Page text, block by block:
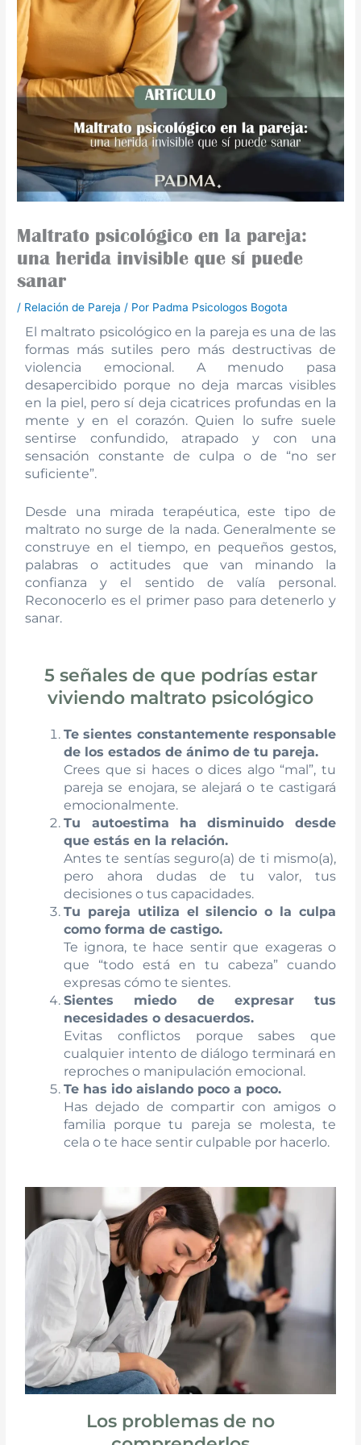
Maltrato psicológico en la pareja:
una herida invisible que sí puede
sanar
/ Relación de Pareja / Por Padma Psicologos Bogota
El maltrato psicológico en la pareja es una de las
formas más sutiles pero más destructivas de
violencia emocional. A menudo pasa
desapercibido porque no deja marcas visibles
en la piel, pero sí deja cicatrices profundas en la
mente y en el corazón. Quien lo sufre suele
sentirse confundido, atrapado y con una
sensación constante de culpa o de “no ser
suficiente”.
Desde una mirada terapéutica, este tipo de
maltrato no surge de la nada. Generalmente se
construye en el tiempo, en pequeños gestos,
palabras o actitudes que van minando la
confianza y el sentido de valía personal.
Reconocerlo es el primer paso para detenerlo y
sanar.
5 señales de que podrías estar
viviendo maltrato psicológico
Te sientes constantemente responsable
de los estados de ánimo de tu pareja.
Crees que si haces o dices algo “mal”, tu
pareja se enojara, se alejará o te castigará
emocionalmente.
Tu autoestima ha disminuido desde
que estás en la relación.
Antes te sentías seguro(a) de ti mismo(a),
pero ahora dudas de tu valor, tus
decisiones o tus capacidades.
Tu pareja utiliza el silencio o la culpa
como forma de castigo.
Te ignora, te hace sentir que exageras o
que “todo está en tu cabeza” cuando
expresas cómo te sientes.
Sientes miedo de expresar tus
necesidades o desacuerdos.
Evitas conflictos porque sabes que
cualquier intento de diálogo terminará en
reproches o manipulación emocional.
Te has ido aislando poco a poco.
Has dejado de compartir con amigos o
familia porque tu pareja se molesta, te
cela o te hace sentir culpable por hacerlo.
Los problemas de no